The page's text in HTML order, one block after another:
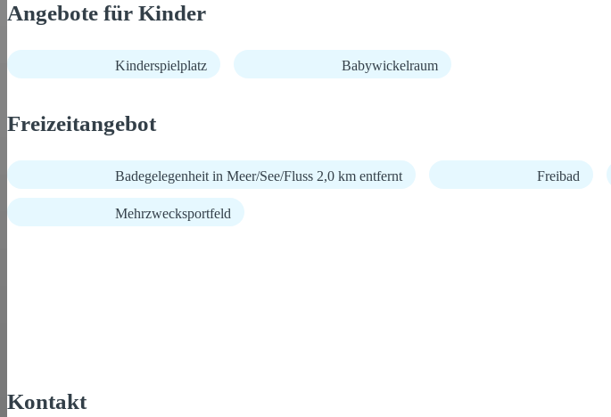
Angebote für Kinder
Kinderspielplatz Babywickelraum
Freizeitangebot
Badegelegenheit in Meer/See/Fluss 2,0 km entfernt Freibad
Mehrzwecksportfeld
Kontakt